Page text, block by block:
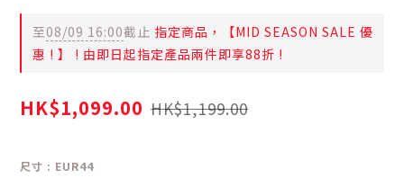
至08/09 16:00截止 指定商品，【MID SEASON SALE 優
惠 ! 】 ! 由即日起指定產品兩件即享88折 !
HK$1,099.00 HK$1,199.00
尺寸 : EUR44